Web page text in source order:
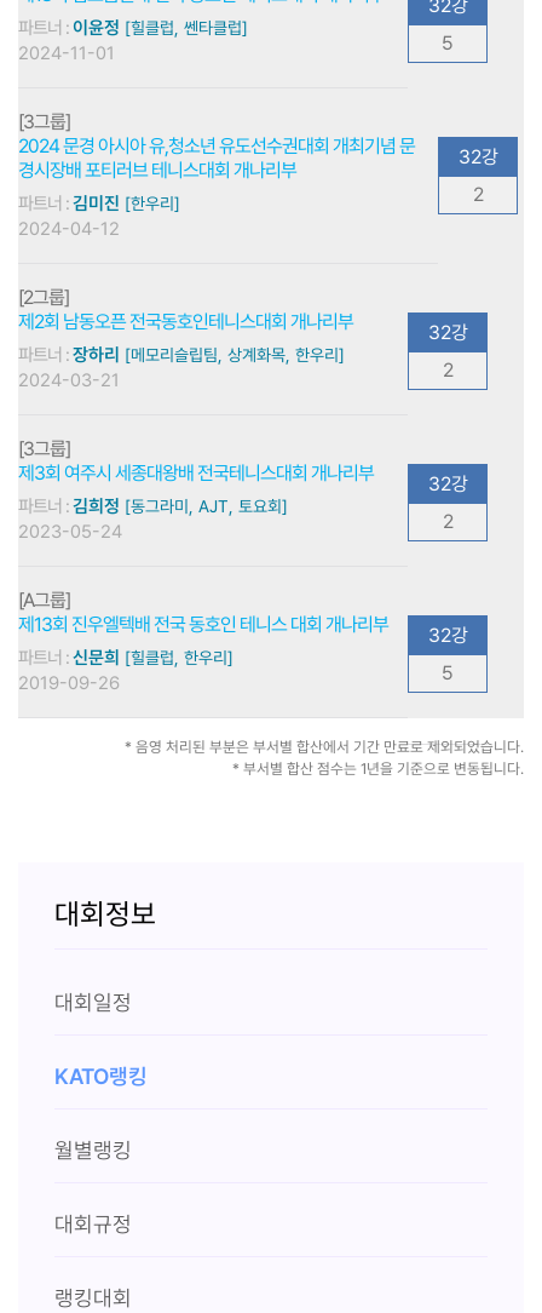
파트너 :이윤정 [힐클럽, 쎈타클럽]
2024-11-01
32강
5
[3그룹]
2024 문경 아시아 유,청소년 유도선수권대회 개최기념 문
경시장배 포티러브 테니스대회 개나리부
파트너 :김미진 [한우리]
2024-04-12
32강
2
[2그룹]
제2회 남동오픈 전국동호인테니스대회 개나리부
파트너 :장하리 [메모리슬립팀, 상계화목, 한우리]
2024-03-21
32강
2
[3그룹]
제3회 여주시 세종대왕배 전국테니스대회 개나리부
파트너 :김희정 [동그라미, AJT, 토요회]
2023-05-24
32강
2
[A그룹]
제13회 진우엘텍배 전국 동호인 테니스 대회 개나리부
파트너 :신문희 [힐클럽, 한우리]
2019-09-26
32강
5
* 음영 처리된 부분은 부서별 합산에서 기간 만료로 제외되었습니다.
* 부서별 합산 점수는 1년을 기준으로 변동됩니다.
대회정보
대회일정
KATO랭킹
월별랭킹
대회규정
랭킹대회